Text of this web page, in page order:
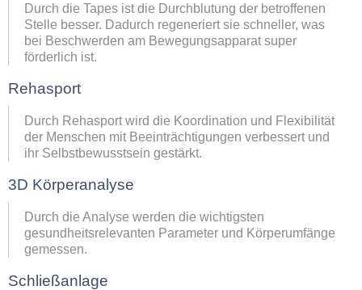
Durch die Tapes ist die Durchblutung der betroffenen
Stelle besser. Dadurch regeneriert sie schneller, was
bei Beschwerden am Bewegungsapparat super
förderlich ist.
Rehasport
Durch Rehasport wird die Koordination und Flexibilität
der Menschen mit Beeinträchtigungen verbessert und
ihr Selbstbewusstsein gestärkt.
3D Körperanalyse
Durch die Analyse werden die wichtigsten
gesundheitsrelevanten Parameter und Körperumfänge
gemessen.
Schließanlage